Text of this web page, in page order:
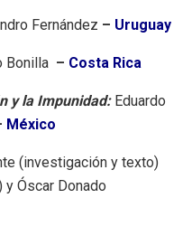
Fernández – Uruguay
Bonilla – Costa Rica
y la Impunidad: Eduardo
México
(investigación y texto)
y Óscar Donado